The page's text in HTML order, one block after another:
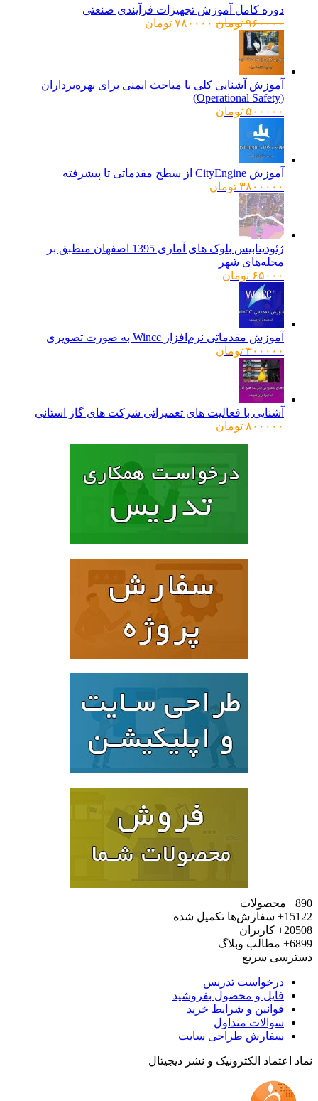
دوره کامل آموزش تجهیزات فرآیندی صنعتی
۹۶۰۰۰۰ تومانقیمت
۷۸۰۰۰۰ تومانقیمت
آموزش آشنایی کلی با مباحث ایمنی برای بهره‌برداران
۵۰۰۰۰۰ تومان
آموزش CityEngine از سطح مقدماتی تا پیشرفته
۳۸۰۰۰۰۰ تومان
ژئودیتابیس بلوک های آماری 1395 اصفهان منطبق بر
محله‌های شهر
۶۵۰۰۰ تومان
آموزش مقدماتی نرم‌افزار Wincc به صورت تصویری
۳۰۰۰۰۰ تومان
آشنایی با فعالیت های تعمیراتی شرکت های گاز استانی
۸۰۰۰۰۰ تومان
محصولات
سفارش‌ها تکمیل شده
کاربران
مطالب وبلاگ
سریع
درخواست تدریس
فایل و محصول بفروشید
قوانین و شرایط خرید
سوالات متداول
سفارش طراحی سایت
اعتماد الکترونیک و نشر دیجیتال